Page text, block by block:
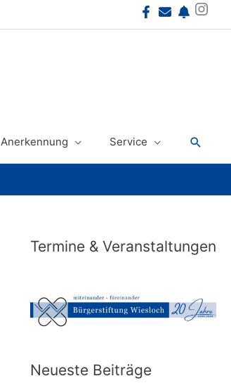
Instagram
Anerkennung Service
Termine & Veranstaltungen
Neueste Beiträge